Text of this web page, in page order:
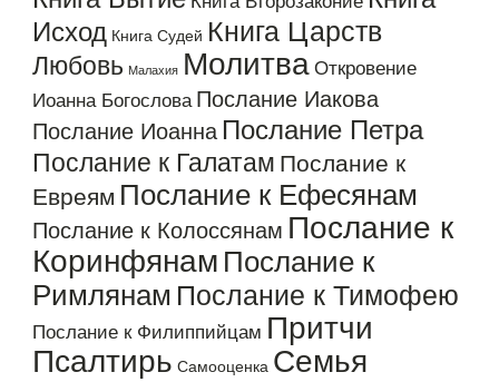
Исход Книга Судей Книга Царств
Любовь Малахия Молитва Откровение
Иоанна Богослова Послание Иакова
Послание Иоанна Послание Петра
Послание к Галатам Послание к
Евреям Послание к Ефесянам
Послание к Колоссянам Послание к
Коринфянам Послание к
Римлянам Послание к Тимофею
Послание к Филиппийцам Притчи
Псалтирь Самооценка Семья